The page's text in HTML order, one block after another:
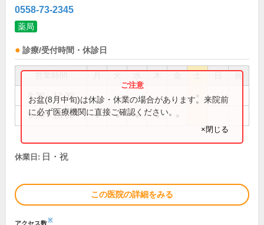
0558-73-2345
薬局
診療/受付時間・休診日
祝
8:30～12:30
9:00～18:00 ● ● ● ●
お盆(8月中旬)は休診・休業の場合があります。来院前
に必ず医療機関に直接ご確認ください。
×閉じる
休業日: 日・祝
この医院の詳細をみる
アクセス数※